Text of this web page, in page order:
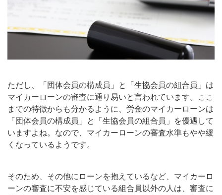
ただし、「団体会員の構成員」と「生協会員の組合員」は
マイカーローンの審査に通り易いと言われています。ここ
までの特徴からも分かるように、労金のマイカーローンは
「団体会員の構成員」と「生協会員の組合員」を優遇して
いますよね。なので、マイカーローンの審査水準もやや緩
くなっているようです。
そのため、その他にローンを抱えているなど、マイカーロ
ーンの審査に不安を感じている組合員以外の人は、審査に